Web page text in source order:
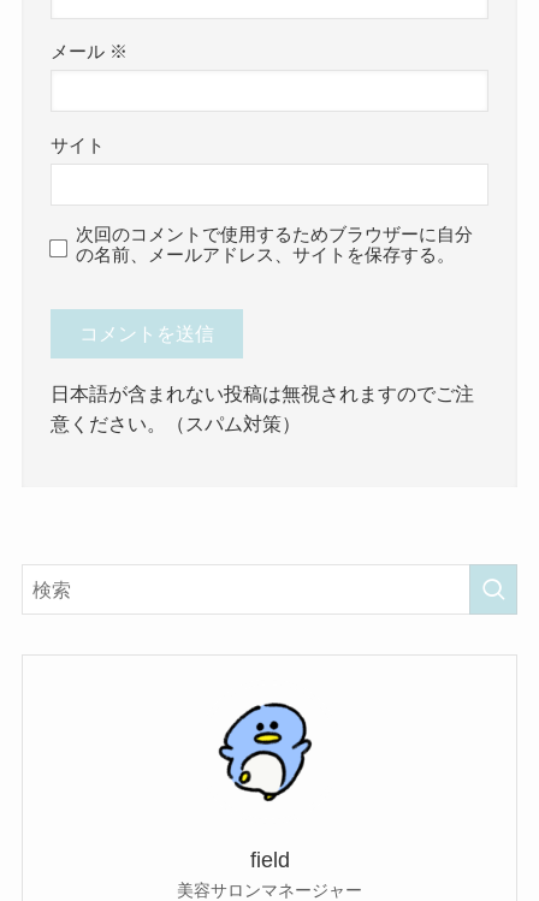
メール ※
サイト
次回のコメントで使用するためブラウザーに自分
の名前、メールアドレス、サイトを保存する。
日本語が含まれない投稿は無視されますのでご注
意ください。（スパム対策）
field
美容サロンマネージャー